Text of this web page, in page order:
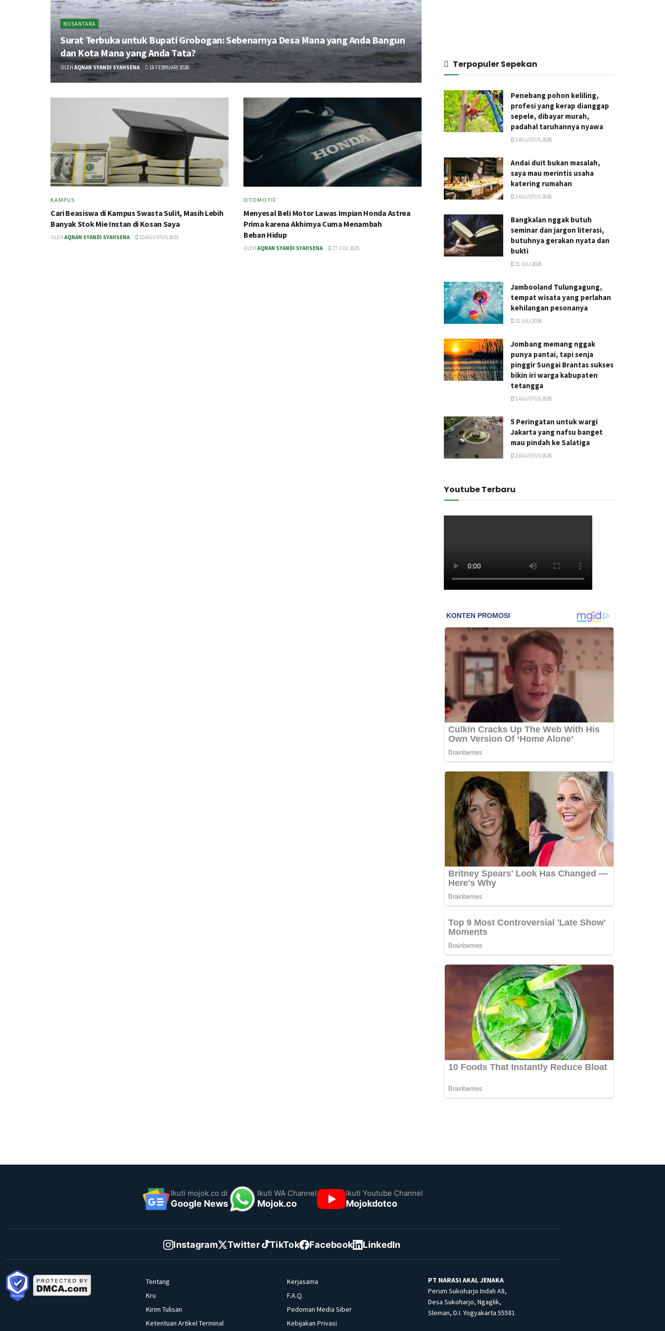
NUSANTARA
Surat Terbuka untuk Bupati Grobogan: Sebenarnya Desa Mana yang Anda Bangun
dan Kota Mana yang Anda Tata?
OLEH AQNAN SYANDI SYAHSENA 18 FEBRUARI 2026
KAMPUS
Cari Beasiswa di Kampus Swasta Sulit, Masih Lebih
Banyak Stok Mie Instan di Kosan Saya
OLEH AQNAN SYANDI SYAHSENA 10 AGUSTUS 2025
OTOMOTIF
Menyesal Beli Motor Lawas Impian Honda Astrea
Prima karena Akhirnya Cuma Menambah
Beban Hidup
OLEH AQNAN SYANDI SYAHSENA 27 JULI 2025
Terpopuler Sepekan
Penebang pohon keliling,
profesi yang kerap dianggap
sepele, dibayar murah,
padahal taruhannya nyawa
2 AGUSTUS 2026
Andai duit bukan masalah,
saya mau merintis usaha
katering rumahan
2 AGUSTUS 2026
Bangkalan nggak butuh
seminar dan jargon literasi,
butuhnya gerakan nyata dan
bukti
31 JULI 2026
Jambooland Tulungagung,
tempat wisata yang perlahan
kehilangan pesonanya
31 JULI 2026
Jombang memang nggak
punya pantai, tapi senja
pinggir Sungai Brantas sukses
bikin iri warga kabupaten
tetangga
5 AGUSTUS 2026
5 Peringatan untuk wargi
Jakarta yang nafsu banget
mau pindah ke Salatiga
2 AGUSTUS 2026
Youtube Terbaru
Ikuti mojok.co di
Google News
Ikuti WA Channel
Mojok.co
Ikuti Youtube Channel
Mojokdotco
Instagram Twitter TikTok Facebook LinkedIn
Tentang
Kru
Kirim Tulisan
Ketentuan Artikel Terminal
Kerjasama
F.A.Q.
Pedoman Media Siber
Kebijakan Privasi
PT NARASI AKAL JENAKA
Perum Sukoharjo Indah A8,
Desa Sukoharjo, Ngaglik,
Sleman, D.I. Yogyakarta 55581